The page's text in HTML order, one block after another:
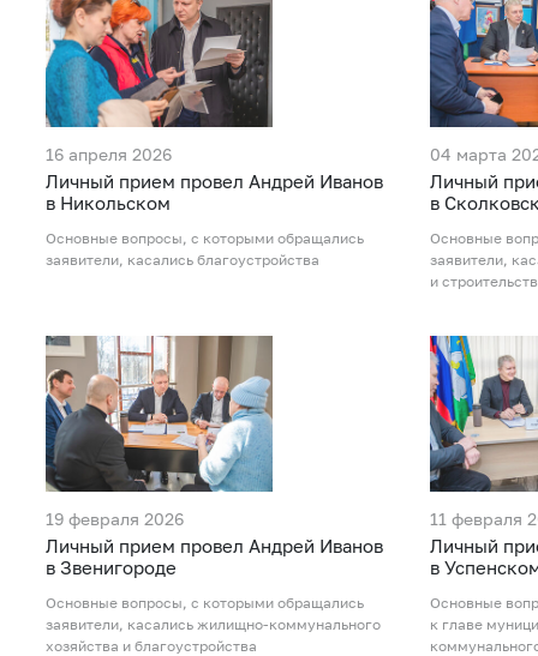
16 апреля 2026
Личный прием провел Андрей Иванов
в Никольском
Основные вопросы, с которыми обращались
заявители, касались благоустройства
04 марта
Личный
в
Основные
заявители,
и
19 февраля 2026
Личный прием провел Андрей Иванов
в Звенигороде
Основные вопросы, с которыми обращались
заявители, касались жилищно-коммунального
хозяйства и благоустройства
11 февраля
Личный
в
Основные
к главе